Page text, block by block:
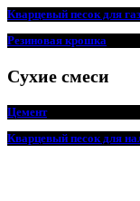
Кварцевый песок для г
Резиновая крошка
Сухие смеси
Цемент
Кварцевый песок для